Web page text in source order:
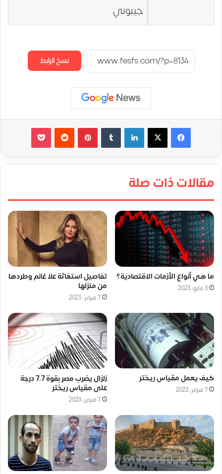
جيبوتي
نسخ الرابط
لينكدإن بينتيريست
مقالات ذات صلة
ما هي أنواع الأزمات الاقتصادية؟
3 مايو، 2023
تفاصيل استغاثة علا غانم وطردها
من منزلها
7 فبراير، 2023
كيف يعمل مقياس ريختر
7 فبراير، 2023
زلزال يضرب مصر بقوة 7.7 درجة
على مقياس ريختر
7 فبراير، 2023